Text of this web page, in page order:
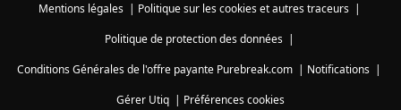
Mentions légales| Politique sur les cookies et autres traceurs|
Politique de protection des données|
Conditions Générales de l'offre payante Purebreak.com | Notifications |
Gérer Utiq | Préférences cookies